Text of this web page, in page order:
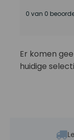
0 van 0
Er komen
huidige